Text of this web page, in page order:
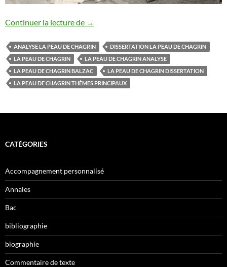
Continuer la lecture de DISSERTATION LA PEAU DE CHAGRIN
→
ANALYSE LA PEAU DE CHAGRIN
DISSERTATION LA PEAU DE CHAGRIN
LA PEAU DE CHAGRIN
LA PEAU DE CHAGRIN ANALYSE
LA PEAU DE CHAGRIN BALZAC
LA PEAU DE CHAGRIN DISSERTATION
LA PEAU DE CHAGRIN THÈMES PRINCIPAUX
CATÉGORIES
Accompagnement personnalisé
Annales
Bac
bibliographie
biographie
Commentaire de texte